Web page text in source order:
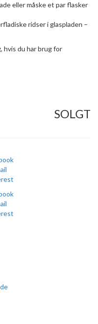
eller måske et par flasker
ridser i glaspladen –
du har brug for
SOLGT